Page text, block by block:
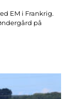
EM i Frankrig.
på